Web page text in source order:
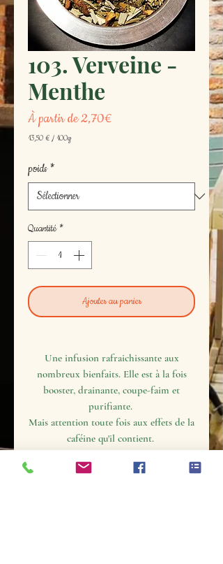
103. Verveine -
Menthe
À partir de2,70€Prix
13,50 € / 100g
pour
100
Grammes
poids *
Quantité *
Ajouter au panier
Une infusion rafraichissante aux
nombreux bienfaits. Elle est à la fois
booster, drainante, coupe-faim et
purifiante.
Mais attention toute fois aux effets de la
caféine qu'il contient.